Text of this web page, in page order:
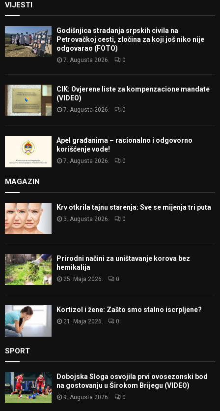
VIJESTI
Godišnjica stradanja srpskih civila na
Petrovačkoj cesti, zločina za koji još niko nije
odgovarao (FOTO)
7. Augusta 2026. 0
CIK: Ovjerene liste za kompenzacione mandate
(VIDEO)
7. Augusta 2026. 0
Apel građanima – racionalno i odgovorno
korišćenje vode!
7. Augusta 2026. 0
MAGAZIN
Krv otkrila tajnu starenja: Sve se mijenja tri puta
3. Augusta 2026. 0
Prirodni načini za uništavanje korova bez
hemikalija
25. Maja 2026. 0
Kortizol i žene: Zašto smo stalno iscrpljene?
21. Maja 2026. 0
SPORT
Dobojska Sloga osvojila prvi ovosezonski bod
na gostovanju u Širokom Brijegu (VIDEO)
9. Augusta 2026. 0